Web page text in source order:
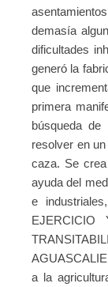
demasía
dificultades
generó la
que
primera
búsqueda
resolver en
caza. Se
ayuda del
e
EJERCICIO
a la